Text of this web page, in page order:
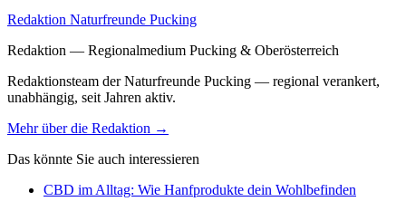
Redaktion Naturfreunde Pucking
Redaktion — Regionalmedium Pucking & Oberösterreich
Redaktionsteam der Naturfreunde Pucking — regional verankert,
unabhängig, seit Jahren aktiv.
Mehr über die Redaktion →
Das könnte Sie auch interessieren
CBD im Alltag: Wie Hanfprodukte dein Wohlbefinden